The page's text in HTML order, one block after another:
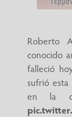
Roberto
conocido
falleció
sufrió
en la